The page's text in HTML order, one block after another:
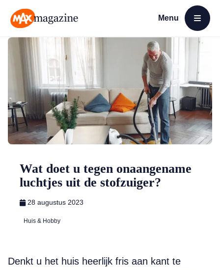
Menu
Open menu
Wat doet u tegen onaangename
luchtjes uit de stofzuiger?
28 augustus 2023
Huis & Hobby
Denkt u het huis heerlijk fris aan kant te